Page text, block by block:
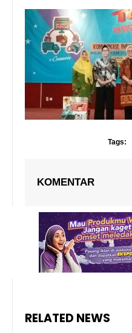
Tags:
KOMENTAR
RELATED NEWS